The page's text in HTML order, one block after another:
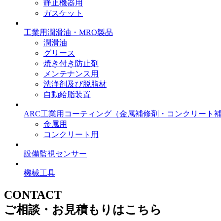
静止機器用
ガスケット
工業用潤滑油・MRO製品
潤滑油
グリース
焼き付き防止剤
メンテナンス用
洗浄剤及び脱脂材
自動給脂装置
ARC工業用コーティング （金属補修剤・コンクリート
金属用
コンクリート用
設備監視センサー
機械工具
CONTACT
ご相談・お見積もりはこちら